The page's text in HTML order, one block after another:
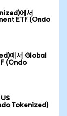
에서
ETF (Ondo
에서 Global
(Ondo
Tokenized)